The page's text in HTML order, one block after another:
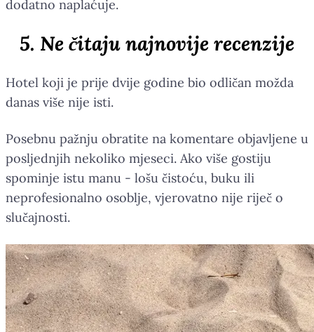
dodatno naplaćuje.
5. Ne čitaju najnovije recenzije
Hotel koji je prije dvije godine bio odličan možda
danas više nije isti.
Posebnu pažnju obratite na komentare objavljene u
posljednjih nekoliko mjeseci. Ako više gostiju
spominje istu manu - lošu čistoću, buku ili
neprofesionalno osoblje, vjerovatno nije riječ o
slučajnosti.